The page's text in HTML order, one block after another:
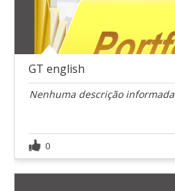
GT english
Nenhuma descrição informada
0